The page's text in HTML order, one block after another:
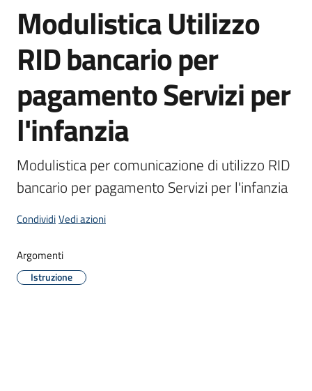
Novità
Servizi
Vivere
Sant'Ilario
d'Enza
Prenota
Segnalazioni
Salta al contenuto
Modulistica Utilizzo
RID bancario per
pagamento Servizi per
l'infanzia
Modulistica per comunicazione di utilizzo RID
bancario per pagamento Servizi per l'infanzia
CondividiVedi azioni
Argomenti
Istruzione